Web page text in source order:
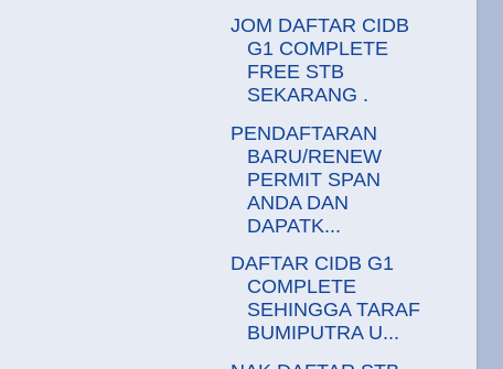
JOM DAFTAR CIDB
G1 COMPLETE
FREE STB
SEKARANG .
PENDAFTARAN
BARU/RENEW
PERMIT SPAN
ANDA DAN
DAPATK...
DAFTAR CIDB G1
COMPLETE
SEHINGGA TARAF
BUMIPUTRA U...